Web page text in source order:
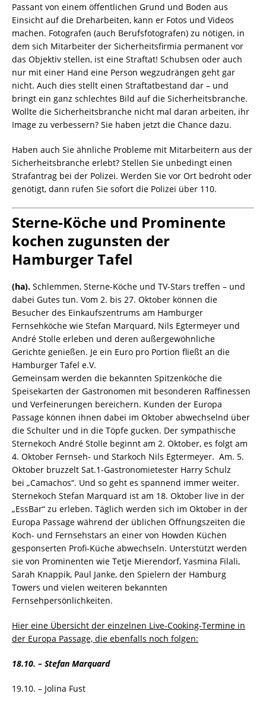
Passant von einem öffentlichen Grund und Boden aus
Einsicht auf die Dreharbeiten, kann er Fotos und Videos
machen. Fotografen (auch Berufsfotografen) zu nötigen, in
dem sich Mitarbeiter der Sicherheitsfirmia permanent vor
das Objektiv stellen, ist eine Straftat! Schubsen oder auch
nur mit einer Hand eine Person wegzudrängen geht gar
nicht. Auch dies stellt einen Straftatbestand dar – und
bringt ein ganz schlechtes Bild auf die Sicherheitsbranche.
Wollte die Sicherheitsbranche nicht mal daran arbeiten, ihr
Image zu verbessern? Sie haben jetzt die Chance dazu.
Haben auch Sie ähnliche Probleme mit Mitarbeitern aus der
Sicherheitsbranche erlebt? Stellen Sie unbedingt einen
Strafantrag bei der Polizei. Werden Sie vor Ort bedroht oder
genötigt, dann rufen Sie sofort die Polizei über 110.
Sterne-Köche und Prominente
kochen zugunsten der
Hamburger Tafel
(ha). Schlemmen, Sterne-Köche und TV-Stars treffen – und
dabei Gutes tun. Vom 2. bis 27. Oktober können die
Besucher des Einkaufszentrums am Hamburger
Fernsehköche wie Stefan Marquard, Nils Egtermeyer und
André Stolle erleben und deren außergewöhnliche
Gerichte genießen. Je ein Euro pro Portion fließt an die
Hamburger Tafel e.V.
Gemeinsam werden die bekannten Spitzenköche die
Speisekarten der Gastronomen mit besonderen Raffinessen
und Verfeinerungen bereichern. Kunden der Europa
Passage können ihnen dabei im Oktober abwechselnd über
die Schulter und in die Töpfe gucken. Der sympathische
Sternekoch André Stolle beginnt am 2. Oktober, es folgt am
4. Oktober Fernseh- und Starkoch Nils Egtermeyer. Am. 5.
Oktober bruzzelt Sat.1-Gastronomietester Harry Schulz
bei „Camachos“. Und so geht es spannend immer weiter.
Sternekoch Stefan Marquard ist am 18. Oktober live in der
„EssBar“ zu erleben. Täglich werden sich im Oktober in der
Europa Passage während der üblichen Öffnungszeiten die
Koch- und Fernsehstars an einer von Howden Küchen
gesponserten Profi-Küche abwechseln. Unterstützt werden
sie von Prominenten wie Tetje Mierendorf, Yasmina Filali,
Sarah Knappik, Paul Janke, den Spielern der Hamburg
Towers und vielen weiteren bekannten
Fernsehpersönlichkeiten.
Hier eine Übersicht der einzelnen Live-Cooking-Termine in
der Europa Passage, die ebenfalls noch folgen:
18.10. – Stefan Marquard
19.10. – Jolina Fust